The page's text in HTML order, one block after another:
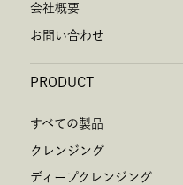
会社概要
お問い合わせ
PRODUCT
すべての製品
クレンジング
ディープクレンジング